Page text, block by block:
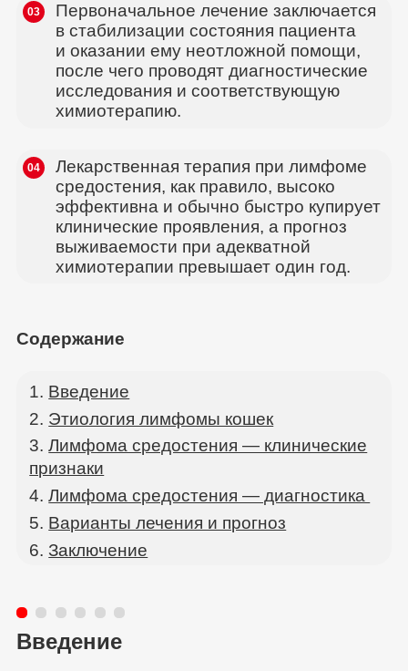
03
Первоначальное лечение заключается
в стабилизации состояния пациента
и оказании ему неотложной помощи,
после чего проводят диагностические
исследования и соответствующую
химиотерапию.
04
Лекарственная терапия при лимфоме
средостения, как правило, высоко
эффективна и обычно быстро купирует
клинические проявления, а прогноз
выживаемости при адекватной
химиотерапии превышает один год.
Содержание
Введение
Этиология лимфомы кошек
Лимфома средостения — клинические
признаки
Лимфома средостения — диагностика
Варианты лечения и прогноз
Заключение
Введение